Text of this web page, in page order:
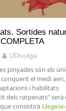
Sortides
UDivulga
pinyades són els
el medi aeri,
i habilitats
dels ratpenats” serà
consistirà